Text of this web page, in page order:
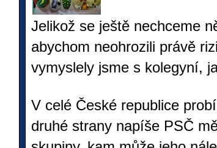
Jelikož se ještě nechceme
abychom neohrozili právě
vymyslely jsme s kolegyní,
V celé České republice
druhé strany napíše PSČ